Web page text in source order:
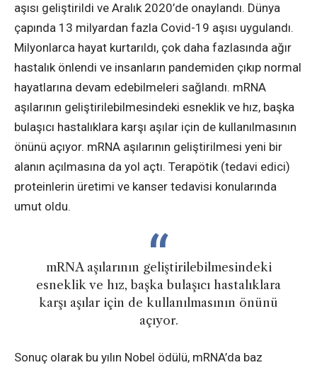
aşısı geliştirildi ve Aralık 2020’de onaylandı. Dünya
çapında 13 milyardan fazla Covid-19 aşısı uygulandı.
Milyonlarca hayat kurtarıldı, çok daha fazlasında ağır
hastalık önlendi ve insanların pandemiden çıkıp normal
hayatlarına devam edebilmeleri sağlandı. mRNA
aşılarının geliştirilebilmesindeki esneklik ve hız, başka
bulaşıcı hastalıklara karşı aşılar için de kullanılmasının
önünü açıyor. mRNA aşılarının geliştirilmesi yeni bir
alanın açılmasına da yol açtı. Terapötik (tedavi edici)
proteinlerin üretimi ve kanser tedavisi konularında
umut oldu.
mRNA aşılarının geliştirilebilmesindeki
esneklik ve hız, başka bulaşıcı hastalıklara
karşı aşılar için de kullanılmasının önünü
açıyor.
Sonuç olarak bu yılın Nobel ödülü, mRNA’da baz